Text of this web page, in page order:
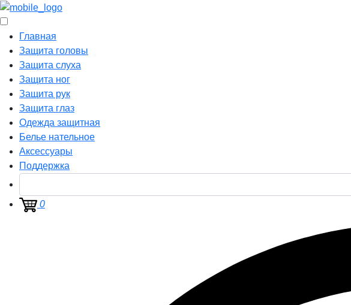
Главная
Защита головы
Защита слуха
Защита ног
Защита рук
Защита глаз
Одежда защитная
Белье нательное
Аксессуары
Поддержка
0